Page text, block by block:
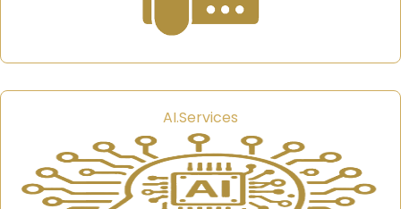
AI.Services